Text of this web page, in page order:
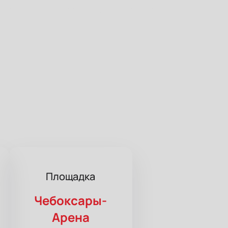
Площадка
Чебоксары-
Арена